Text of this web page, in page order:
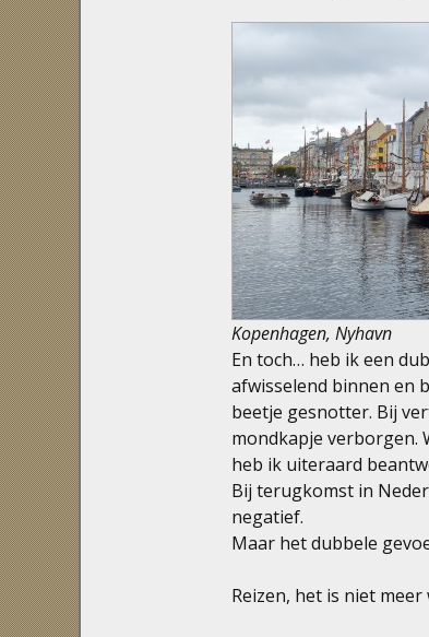
Kopenhagen, Nyhavn
En toch… heb ik een
afwisselend binnen en
beetje gesnotter. Bij
mondkapje verborgen.
heb ik uiteraard
Bij terugkomst in
negatief.
Maar het dubbele
Reizen, het is niet